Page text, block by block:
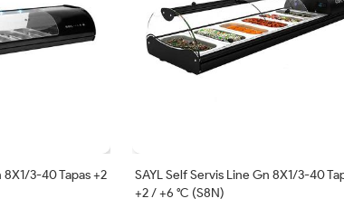
3-40 Tapas +2
SAYL Self Servis Line Gn 8X1/3-40
+2 / +6 °C (S8N)